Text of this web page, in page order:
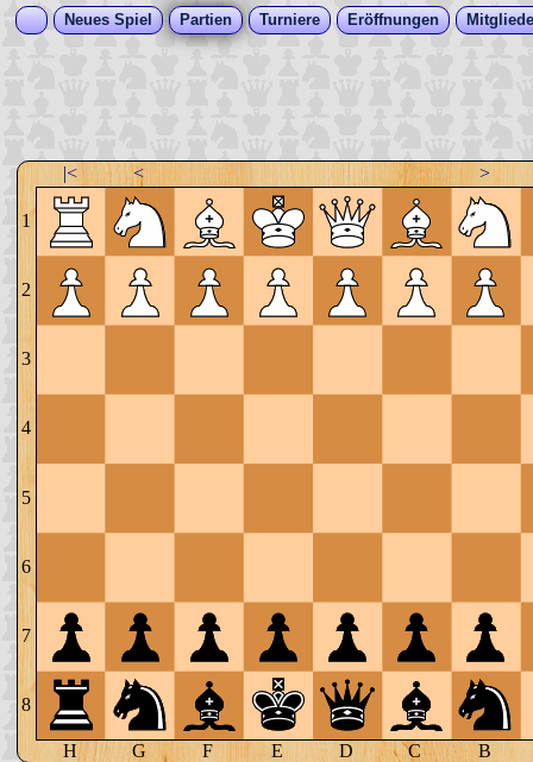
Neues Spiel Partien Turniere Eröffnungen
|< < >
1
2
3
4
5
6
7
8
H G F E D C B